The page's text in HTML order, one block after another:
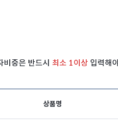
중은 반드시 최소 1이상 입력해
상품명